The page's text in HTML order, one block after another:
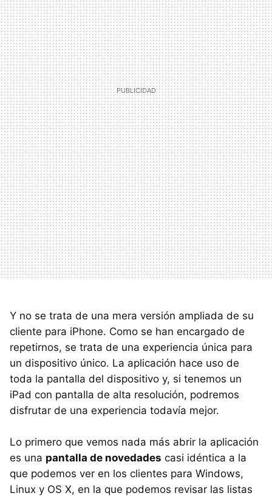
Y no se trata de una mera versión ampliada de su
cliente para iPhone. Como se han encargado de
repetirnos, se trata de una experiencia única para
un dispositivo único. La aplicación hace uso de
toda la pantalla del dispositivo y, si tenemos un
iPad con pantalla de alta resolución, podremos
disfrutar de una experiencia todavía mejor.
Lo primero que vemos nada más abrir la aplicación
es una pantalla de novedades casi idéntica a la
que podemos ver en los clientes para Windows,
Linux y OS X, en la que podemos revisar las listas